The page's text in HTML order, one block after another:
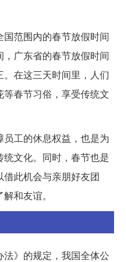
范围内的春节放假时间
广东省的春节放假时间
在这三天时间里，人们
春节习俗，享受传统文
工的休息权益，也是为
文化。同时，春节也是
此机会与亲朋好友团
和友谊。
》的规定，我国全体公